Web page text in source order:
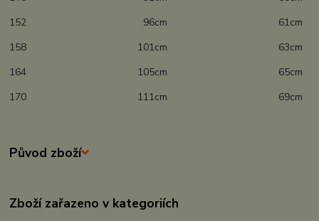
152 96cm 61cm
158 101cm 63cm
164 105cm 65cm
170 111cm 69cm
Původ zboží
Zboží zařazeno v kategoriích